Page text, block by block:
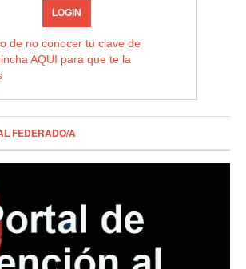
LOGIN
de no conocer tu clave de
AQUI para que te la
FEDERADO/A